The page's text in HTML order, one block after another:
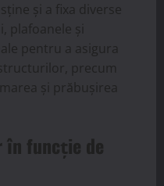
și a fixa diverse
plafoanele și
pentru a asigura
precum
și prăbușirea
în funcție de